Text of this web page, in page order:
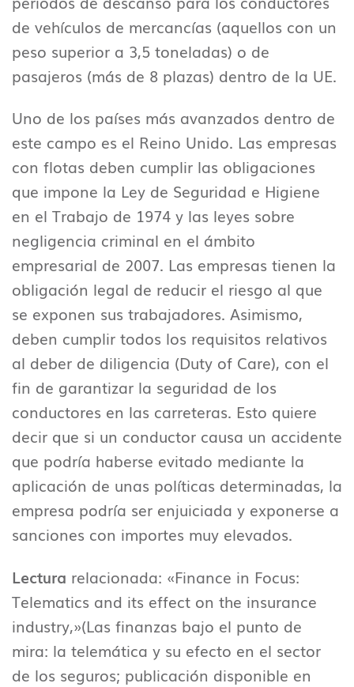
de vehículos de mercancías (aquellos con un
peso superior a 3,5 toneladas) o de
pasajeros (más de 8 plazas) dentro de la UE.
Uno de los países más avanzados dentro de
este campo es el Reino Unido. Las empresas
con flotas deben cumplir las obligaciones
que impone la Ley de Seguridad e Higiene
en el Trabajo de 1974 y las leyes sobre
negligencia criminal en el ámbito
empresarial de 2007. Las empresas tienen la
obligación legal de reducir el riesgo al que
se exponen sus trabajadores. Asimismo,
deben cumplir todos los requisitos relativos
al deber de diligencia (Duty of Care), con el
fin de garantizar la seguridad de los
conductores en las carreteras. Esto quiere
decir que si un conductor causa un accidente
que podría haberse evitado mediante la
aplicación de unas políticas determinadas, la
empresa podría ser enjuiciada y exponerse a
sanciones con importes muy elevados.
Lectura relacionada: «Finance in Focus:
Telematics and its effect on the insurance
industry,»(Las finanzas bajo el punto de
mira: la telemática y su efecto en el sector
de los seguros; publicación disponible en